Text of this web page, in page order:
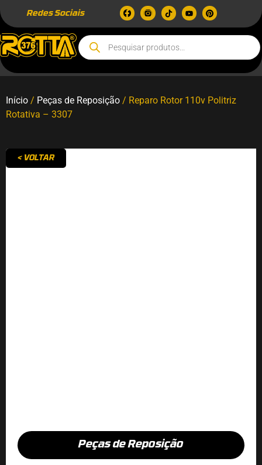
Redes Sociais
Início / Peças de Reposição / Reparo Rotor 110v Politriz
Rotativa – 3307
< VOLTAR
Peças de Reposição